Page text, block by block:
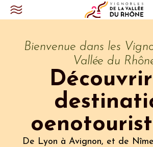
Bienvenue dans les
Vallée du
De Lyon à Avignon, et de